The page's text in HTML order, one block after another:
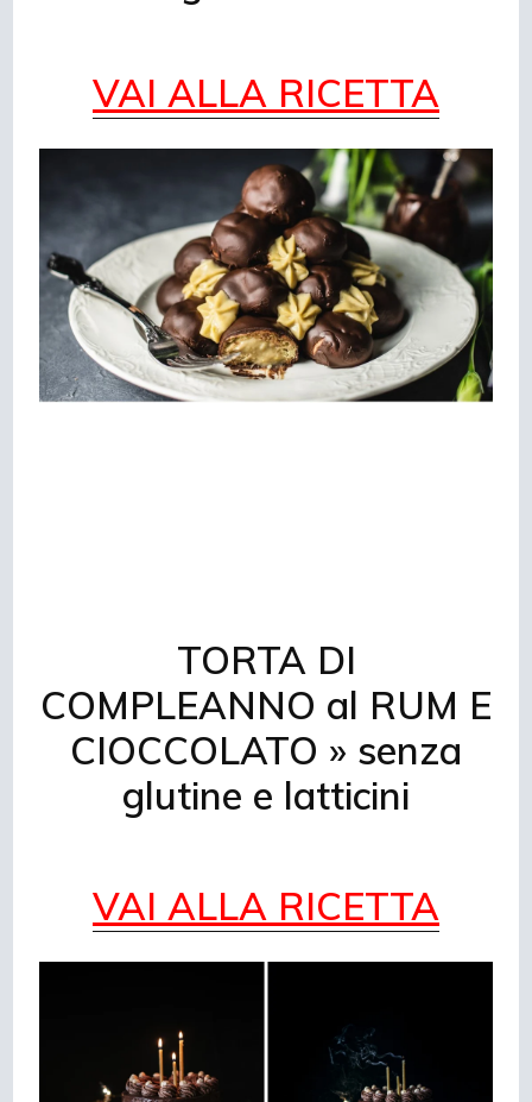
VAI ALLA RICETTA
TORTA DI
COMPLEANNO al RUM E
CIOCCOLATO » senza
glutine e latticini
VAI ALLA RICETTA